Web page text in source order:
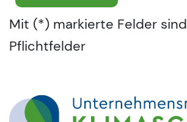
Mit (*) markierte Felder sind
Pflichtfelder